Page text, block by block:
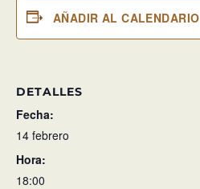
AÑADIR AL CALENDARIO
DETALLES
Fecha:
14 febrero
Hora:
18:00